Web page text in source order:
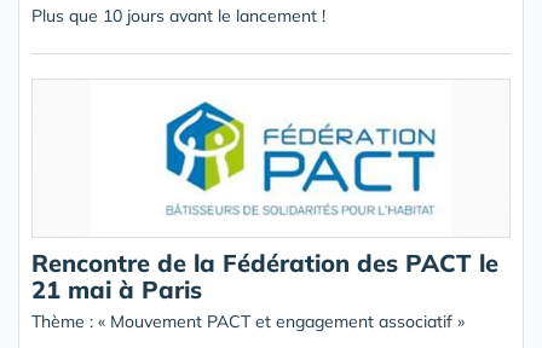
Plus que 10 jours avant le lancement !
Rencontre de la Fédération des PACT le
21 mai à Paris
Thème : « Mouvement PACT et engagement associatif »